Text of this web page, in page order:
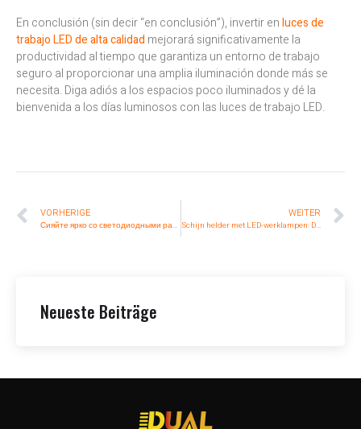
En conclusión (sin decir “en conclusión”), invertir enluces de
trabajo LED de alta calidad mejorará significativamente la
productividad al tiempo que garantiza un entorno de trabajo
seguro al proporcionar una amplia iluminación donde más se
necesita. Diga adiós a los espacios poco iluminados y dé la
bienvenida a los días luminosos con las luces de trabajo LED.
VORHERIGE
Сияйте ярко со светодиодными рабочими лампами: Окончательное руководство по освещению рабочего пространства
WEITER
Schijn helder met LED-werklampen: Das ultimative Hilfsmittel für die Verlichtung Ihrer Werkstücke
Neueste Beiträge